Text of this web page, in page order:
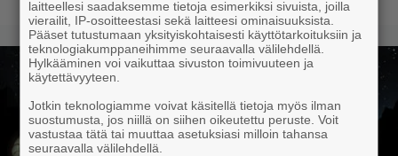
laitteellesi saadaksemme tietoja esimerkiksi sivuista, joilla
vierailit, IP-osoitteestasi sekä laitteesi ominaisuuksista.
Pääset tutustumaan yksityiskohtaisesti käyttötarkoituksiin ja
teknologiakumppaneihimme seuraavalla välilehdellä.
Hylkääminen voi vaikuttaa sivuston toimivuuteen ja
käytettävyyteen.
Jotkin teknologiamme voivat käsitellä tietoja myös ilman
suostumusta, jos niillä on siihen oikeutettu peruste. Voit
vastustaa tätä tai muuttaa asetuksiasi milloin tahansa
seuraavalla välilehdellä.